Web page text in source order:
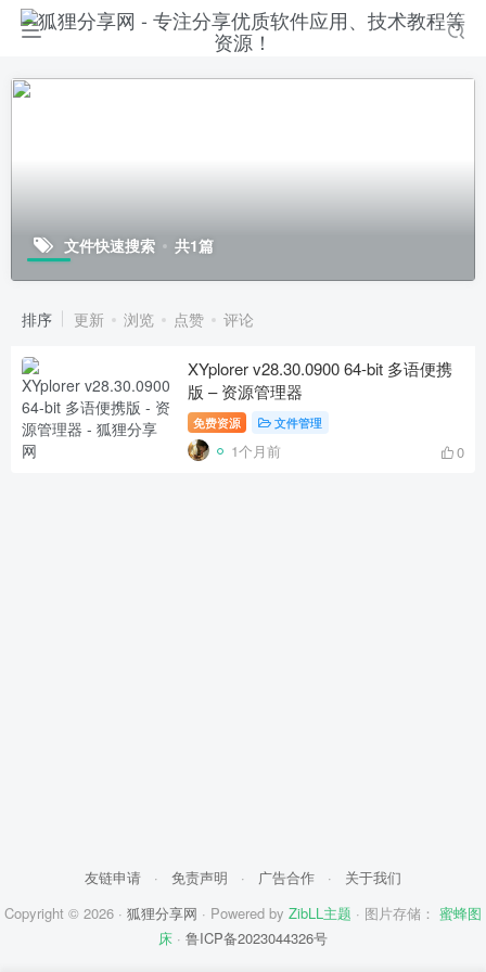
文件快速搜索 共1篇
排序 更新 浏览 点赞 评论
XYplorer v28.30.0900 64-bit 多语便携
版 – 资源管理器
免费资源 文件管理
1个月前 0
友链申请 · 免责声明 · 广告合作 ·
关于我们
Copyright © 2026 · 狐狸分享网 · Powered by ZibLL主题 · 图片存储： 蜜蜂图
床 · 鲁ICP备2023044326号